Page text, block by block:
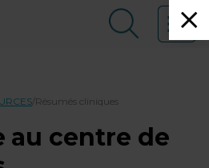
Menu
Résumés cliniques
au centre de